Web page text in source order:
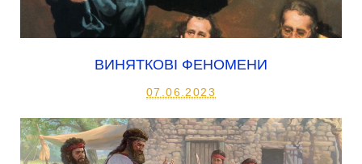
ВИНЯТКОВІ ФЕНОМЕНИ
07.06.2023